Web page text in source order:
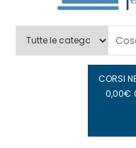
Agenzia
CORSI
0,00€